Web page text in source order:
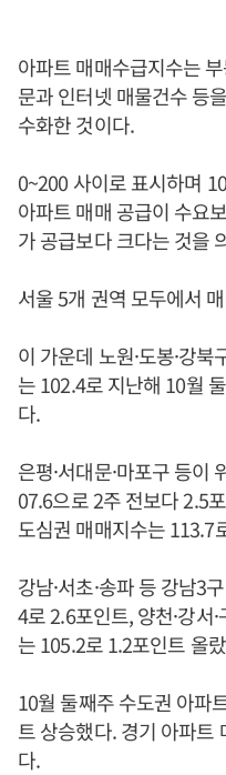
아파트 매매수급지수는
문과 인터넷 매물건수 등
수화한 것이다.
0~200 사이로 표시하며
아파트 매매 공급이 수요
가 공급보다 크다는 것을
서울 5개 권역 모두에서
이 가운데 노원·도봉·강
는 102.4로 지난해 10월
다.
은평·서대문·마포구 등이
07.6으로 2주 전보다 2.5
도심권 매매지수는 113.7
강남·서초·송파 등 강남3
4로 2.6포인트, 양천·강서
는 105.2로 1.2포인트 올
10월 둘째주 수도권 아파
트 상승했다. 경기 아파트
다.